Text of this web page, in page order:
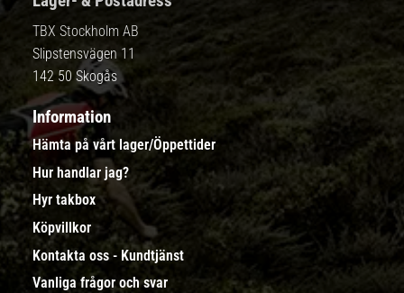
TBX Stockholm AB
Slipstensvägen 11
142 50 Skogås
Information
Hämta på vårt lager/Öppettider
Hur handlar jag?
Hyr takbox
Köpvillkor
Kontakta oss - Kundtjänst
Vanliga frågor och svar